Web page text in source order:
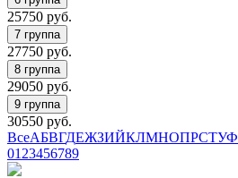
25750 руб.
27750 руб.
29050 руб.
30550 руб.
ВсеАБВГДЕЖЗИЙКЛМНОПРСТУФ
01 23456789